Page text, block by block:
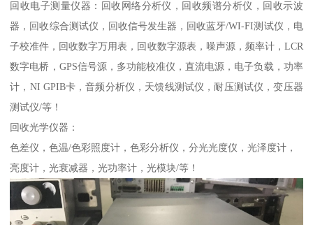
回收电子测量仪器：回收网络分析仪，回收频谱分析仪，回收示波
器，回收综合测试仪，回收信号发生器，回收蓝牙/WI-FI测试仪，电
子校准件，回收数字万用表，回收数字源表，噪声源，频率计，LCR
数字电桥，GPS信号源，多功能校准仪，直流电源，电子负载，功率
计，NI GPIB卡，音频分析仪，天馈线测试仪，耐压测试仪，变压器
测试仪/等！
回收光学仪器：
色差仪，色温/色彩照度计，色彩分析仪，分光光度仪，光泽度计，
亮度计，光衰减器，光功率计，光模块/等！